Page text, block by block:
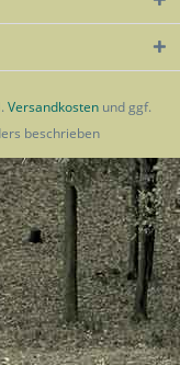
Versandkosten und ggf.
beschrieben